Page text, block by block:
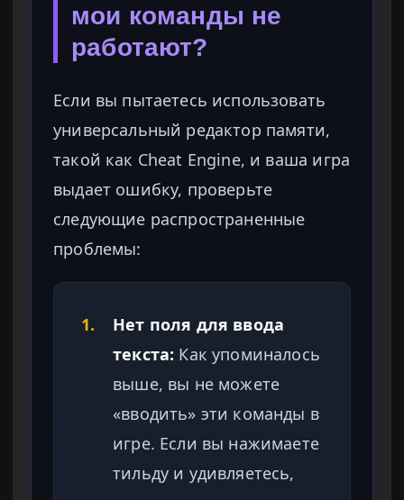
мои команды не
работают?
Если вы пытаетесь использовать
универсальный редактор памяти,
такой как Cheat Engine, и ваша игра
выдает ошибку, проверьте
следующие распространенные
проблемы:
1.
Нет поля для ввода
текста: Как упоминалось
выше, вы не можете
«вводить» эти команды в
игре. Если вы нажимаете
тильду и удивляетесь,